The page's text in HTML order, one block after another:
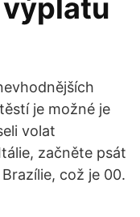
je možné je
volat
začněte psát
což je 00.